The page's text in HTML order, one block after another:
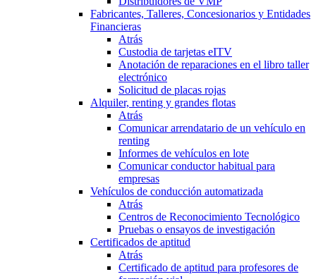
Fabricantes, Talleres, Concesionarios y Entidades
Financieras
Atrás
Custodia de tarjetas eITV
Anotación de reparaciones en el libro taller
electrónico
Solicitud de placas rojas
Alquiler, renting y grandes flotas
Atrás
Comunicar arrendatario de un vehículo en
renting
Informes de vehículos en lote
Comunicar conductor habitual para
empresas
Vehículos de conducción automatizada
Atrás
Centros de Reconocimiento Tecnológico
Pruebas o ensayos de investigación
Certificados de aptitud
Atrás
Certificado de aptitud para profesores de